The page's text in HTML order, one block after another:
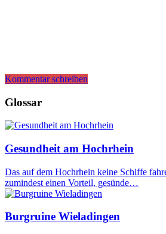
Kommentar schreiben
Glossar
Gesundheit am Hochrhein
Das auf dem Hochrhein keine Schiffe
zumindest einen Vorteil, gesünde…
Burgruine Wieladingen